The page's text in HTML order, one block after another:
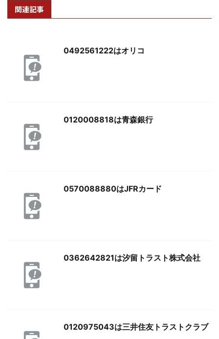
関連記事
0492561222はオリコ
0120008818は青森銀行
0570088880はJFRカード
0362642821は汐留トラスト株式会社
0120975043は三井住友トラストクラブ